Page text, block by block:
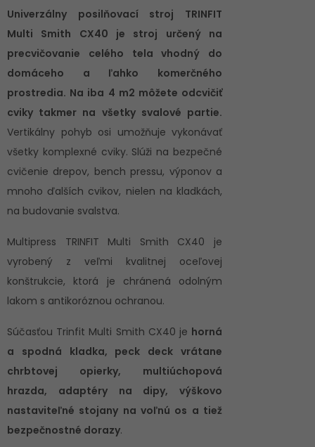
Univerzálny posilňovací stroj TRINFIT
Multi Smith CX40 je stroj určený na
precvičovanie celého tela vhodný do
domáceho a ľahko komerčného
prostredia. Na iba 4 m2 môžete odcvičiť
cviky takmer na všetky svalové partie.
Vertikálny pohyb osi umožňuje vykonávať
všetky komplexné cviky. Slúži na bezpečné
cvičenie drepov, bench pressu, výponov a
mnoho ďalších cvikov, nielen na kladkách,
na budovanie svalstva.
Multipress TRINFIT Multi Smith CX40 je
vyrobený z veľmi kvalitnej oceľovej
konštrukcie, ktorá je chránená odolným
lakom s antikoróznou ochranou.
Súčasťou Trinfit Multi Smith CX40 je horná
a spodná kladka, peck deck vrátane
chrbtovej opierky, multiúchopová
hrazda, adaptéry na dipy, výškovo
nastaviteľné stojany na voľnú os a tiež
bezpečnostné dorazy.